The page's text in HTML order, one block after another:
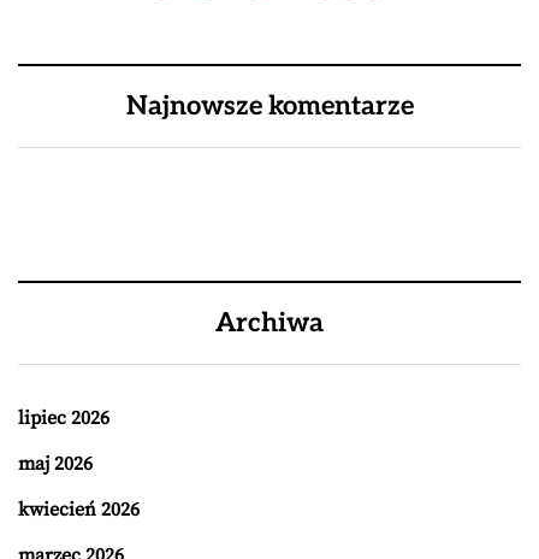
Najnowsze komentarze
Archiwa
lipiec 2026
maj 2026
kwiecień 2026